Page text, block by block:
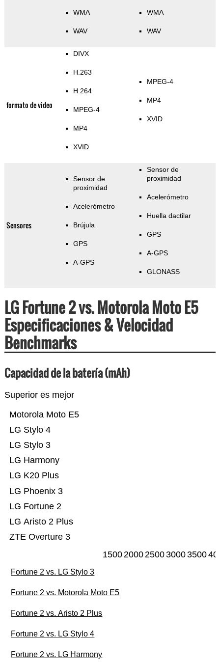
WMA
WAV
WMA
WAV
formato de video
DIVX
H.263
H.264
MPEG-4
MP4
XVID
MPEG-4
MP4
XVID
Sensores
Sensor de
proximidad
Acelerómetro
Brújula
GPS
A-GPS
Sensor de
proximidad
Acelerómetro
Huella dactilar
GPS
A-GPS
GLONASS
LG Fortune 2 vs. Motorola Moto E5
Especificaciones & Velocidad
Benchmarks
Capacidad de la batería (mAh)
Superior es mejor
ZTE Overture 3
LG Aristo 2 Plus
LG Fortune 2
LG Phoenix 3
LG K20 Plus
LG Harmony
LG Stylo 3
LG Stylo 4
Motorola Moto E5
15002000250030003500
Fortune 2 vs. LG Stylo 3
Fortune 2 vs. Motorola Moto E5
Fortune 2 vs. Aristo 2 Plus
Fortune 2 vs. LG Stylo 4
Fortune 2 vs. LG Harmony